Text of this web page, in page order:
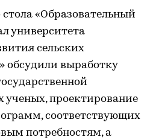
«Образовательный
университета
сельских
обсудили выработку
проектирование
соответствующих
потребностям, а